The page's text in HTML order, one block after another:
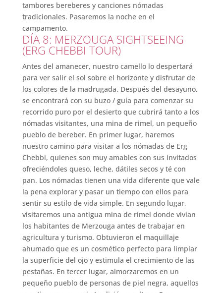
tambores bereberes y canciones nómadas
tradicionales. Pasaremos la noche en el
campamento.
DÍA 8: MERZOUGA SIGHTSEEING
(ERG CHEBBI TOUR)
Antes del amanecer, nuestro camello lo despertará
para ver salir el sol sobre el horizonte y disfrutar de
los colores de la madrugada. Después del desayuno,
se encontrará con su buzo / guía para comenzar su
recorrido puro por el desierto que cubrirá tanto a los
nómadas visitantes, una mina de rimel, un pequeño
pueblo de bereber. En primer lugar, haremos
nuestro camino para visitar a los nómadas de Erg
Chebbi, quienes son muy amables con sus invitados
ofreciéndoles queso, leche, dátiles secos y té con
pan. Los nómadas tienen una vida diferente que vale
la pena explorar y pasar un tiempo con ellos para
sentir su estilo de vida simple. En segundo lugar,
visitaremos una antigua mina de rímel donde vivían
los habitantes de Merzouga antes de trabajar en
agricultura y turismo. Obtuvieron el maquillaje
ahumado que es un cosmético perfecto para limpiar
la superficie del ojo y estimula el crecimiento de las
pestañas. En tercer lugar, almorzaremos en un
pequeño pueblo de personas de piel negra, aquellos